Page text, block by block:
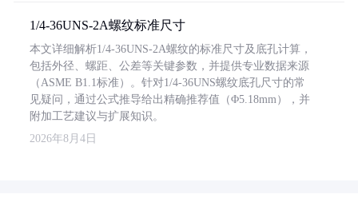
1/4-36UNS-2A螺纹标准尺寸
本文详细解析1/4-36UNS-2A螺纹的标准尺寸及底孔计算，
包括外径、螺距、公差等关键参数，并提供专业数据来源
（ASME B1.1标准）。针对1/4-36UNS螺纹底孔尺寸的常
见疑问，通过公式推导给出精确推荐值（Φ5.18mm），并
附加工艺建议与扩展知识。
2026年8月4日